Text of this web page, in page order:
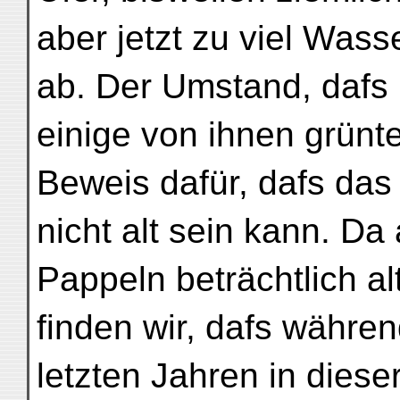
aber jetzt zu viel
ab. Der Umstand,
einige von ihnen
Beweis dafür, dafs
nicht alt sein kann.
Pappeln beträchtlich
finden wir, dafs
letzten Jahren in